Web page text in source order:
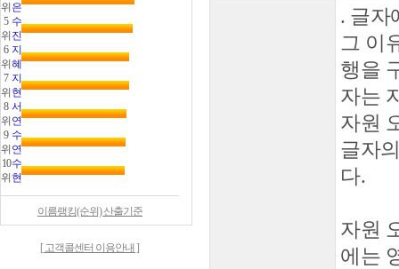
위 은
5
위
수
진
6
위
지
혜
7
위
지
현
8
위
서
연
9
위
수
연
10
위
수
현
이름랭킹(순위) 산출기준
[ 고객콜센터 이용안내 ]
. 글자
그 이
행을
자는
자원
글자
다.
자원
에는